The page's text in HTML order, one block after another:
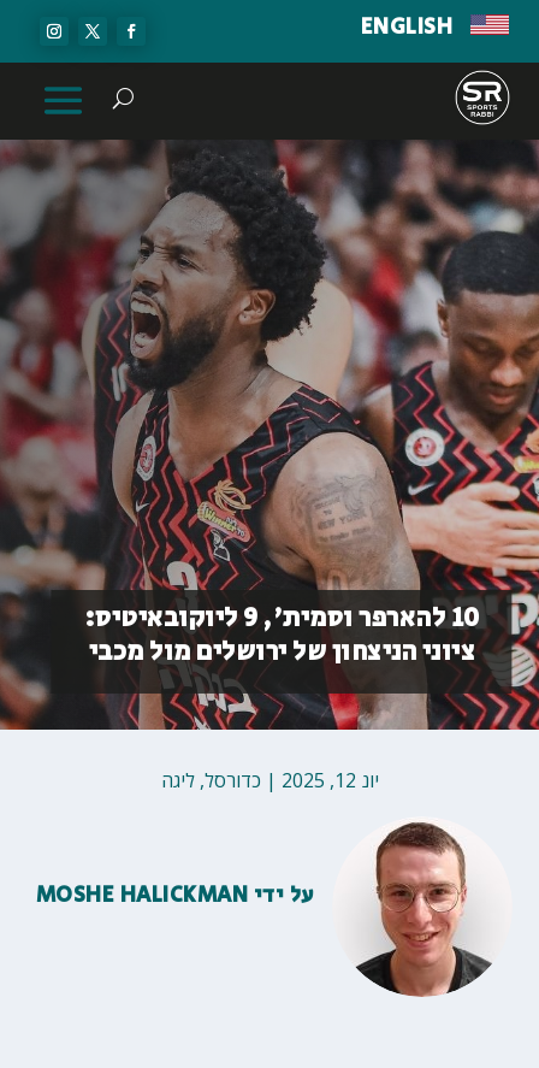
ENGLISH
10 להארפר וסמית', 9 ליוקובאיטיס:
ציוני הניצחון של ירושלים מול מכבי
יונ 12, 2025 | כדורסל,ליגה
על ידי MOSHE HALICKMAN